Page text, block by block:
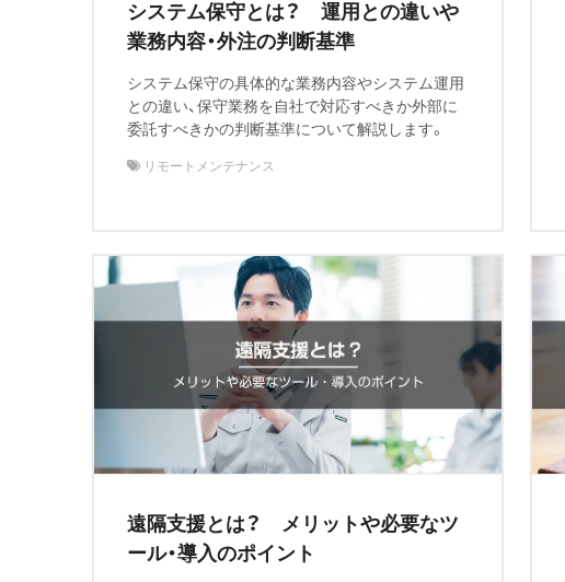
システム保守とは？ 運用との違いや
業務内容・外注の判断基準
システム保守の具体的な業務内容やシステム運用
との違い、保守業務を自社で対応すべきか外部に
委託すべきかの判断基準について解説します。
リモートメンテナンス
遠隔支援とは？ メリットや必要なツ
ール・導入のポイント